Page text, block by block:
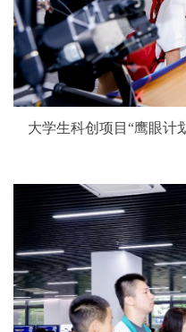
大学生科创项目“鹰眼计